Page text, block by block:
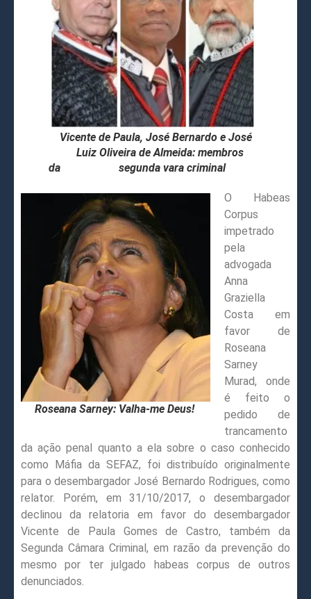
Vicente de Paula, José Bernardo e José
Luiz Oliveira de Almeida: membros
da segunda vara criminal
Roseana Sarney: Valha-me Deus!
O Habeas
Corpus
impetrado
pela
advogada
Anna
Graziella
Costa em
favor de
Roseana
Sarney
Murad, onde
é feito o
pedido de
trancamento
da ação penal quanto a ela sobre o caso conhecido
como Máfia da SEFAZ, foi distribuído originalmente
para o desembargador José Bernardo Rodrigues, como
relator. Porém, em 31/10/2017, o desembargador
declinou da relatoria em favor do desembargador
Vicente de Paula Gomes de Castro, também da
Segunda Câmara Criminal, em razão da prevenção do
mesmo por ter julgado habeas corpus de outros
denunciados.